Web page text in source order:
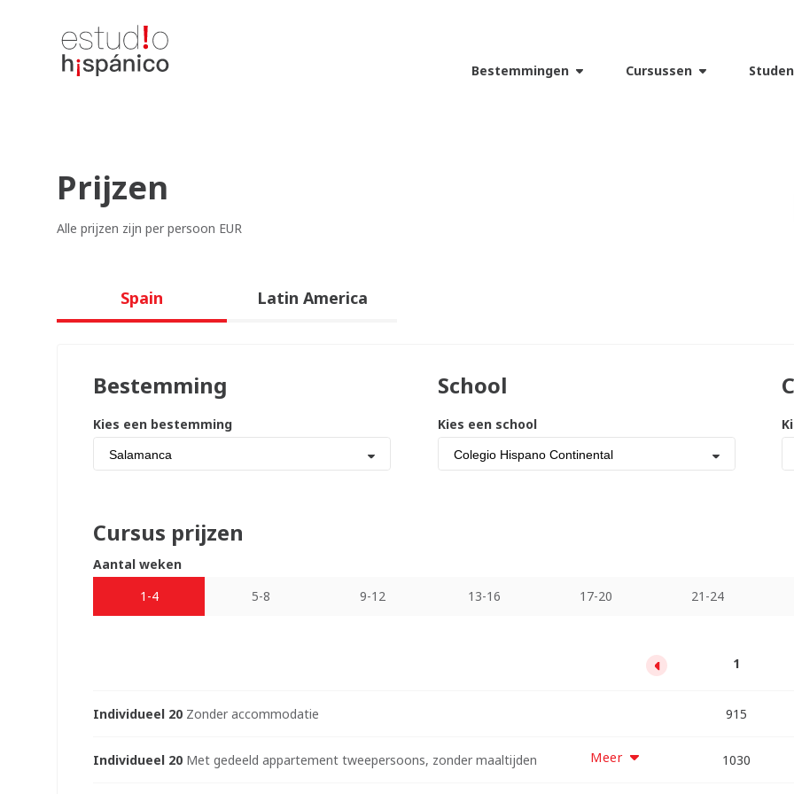
Bestemmingen Cursussen
Prijzen
Alle prijzen zijn per persoon EUR
Spain Latin America
Bestemming
Kies een bestemming
Salamanca
School
Kies een school
Colegio Hispano Continental
Cursus prijzen
Aantal weken
1-4
5-8 9-12 13-16 17-20 21-24
Individueel 20 Zonder accommodatie
Individueel 20 Met gedeeld appartement tweepersoons, zonder maaltijden Meer
1
915
1030
5
4530
4925
9
8145
8860
13
11760
12795
17
15375
16730
21
18990
20665
25
22605
24600
29
26220
28535
33
29835
32470